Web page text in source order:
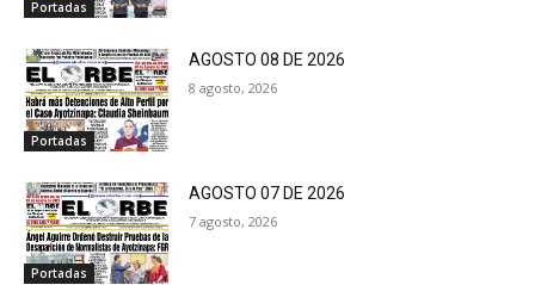
Portadas
Portadas
AGOSTO 08 DE 2026
8 agosto, 2026
Portadas
AGOSTO 07 DE 2026
7 agosto, 2026